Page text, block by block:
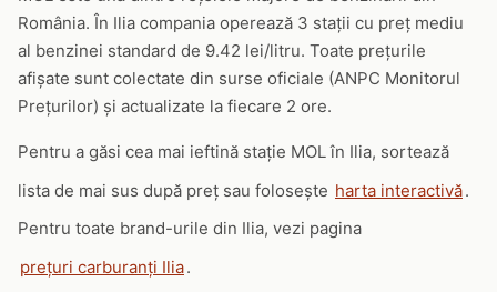
România. În Ilia compania operează 3 stații cu preț mediu
al benzinei standard de 9.42 lei/litru. Toate prețurile
afișate sunt colectate din surse oficiale (ANPC Monitorul
Prețurilor) și actualizate la fiecare 2 ore.
Pentru a găsi cea mai ieftină stație MOL în Ilia, sortează
lista de mai sus după preț sau folosește harta interactivă.
Pentru toate brand-urile din Ilia, vezi pagina
prețuri carburanți Ilia.